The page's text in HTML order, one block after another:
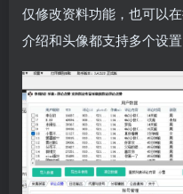
仅修改资料功能，也可以
介绍和头像都支持多个设